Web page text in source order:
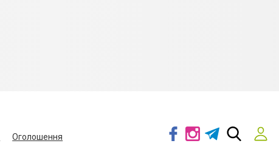
Оголошення